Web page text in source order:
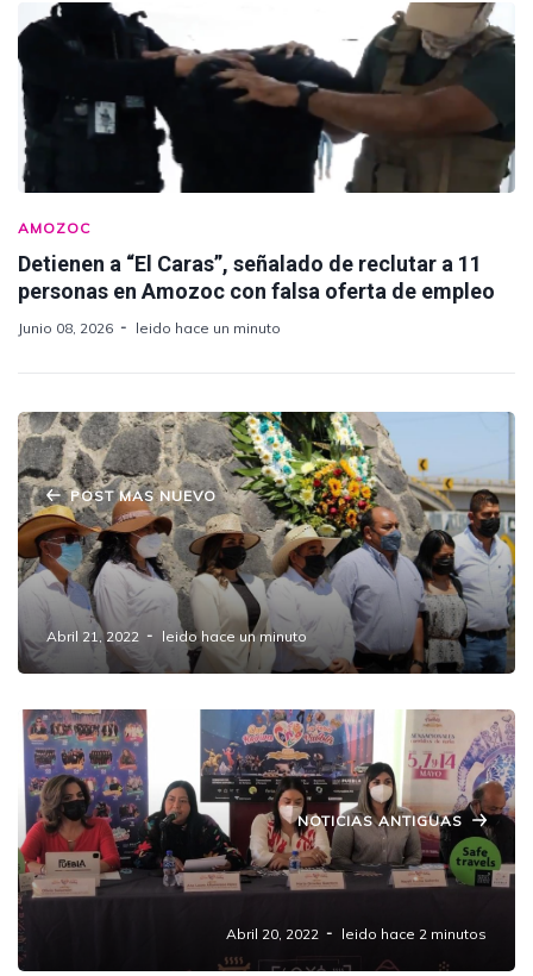
AMOZOC
Detienen a “El Caras”, señalado de reclutar a 11
personas en Amozoc con falsa oferta de empleo
Junio 08, 2026 leido hace un minuto
POST MAS NUEVO
Conmemora Ayuntamiento de Amozoc LVII
Aniversario Luctuoso de Guillermo
González Camarena .
Abril 21, 2022 leido hace un minuto
NOTICIAS ANTIGUAS
Participan 100 productores del campo en la
Feria de Puebla 2022
Abril 20, 2022 leido hace 2 minutos